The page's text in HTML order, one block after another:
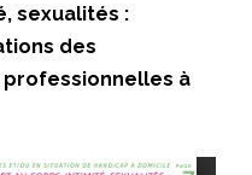
sexualités :
des
à